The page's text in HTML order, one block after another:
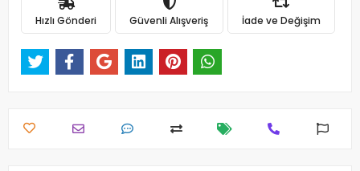
Hızlı Gönderi Güvenli Alışveriş İade ve Değişim